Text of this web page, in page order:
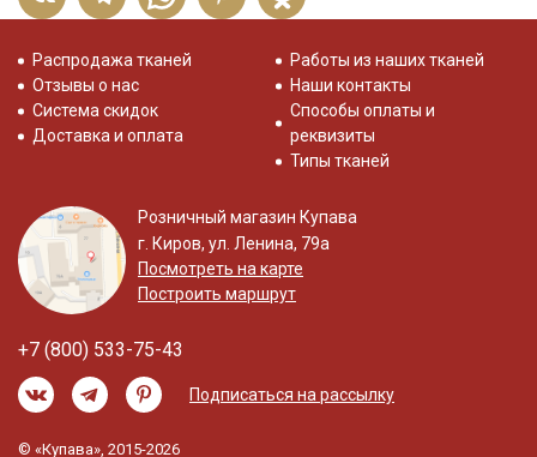
Распродажа тканей
Отзывы о нас
Система скидок
Доставка и оплата
Работы из наших тканей
Наши контакты
Способы оплаты и
реквизиты
Типы тканей
Розничный магазин Купава
г. Киров, ул. Ленина, 79а
Посмотреть на карте
Построить маршрут
+7 (800) 533-75-43
Подписаться на рассылку
© «Купава», 2015-2026